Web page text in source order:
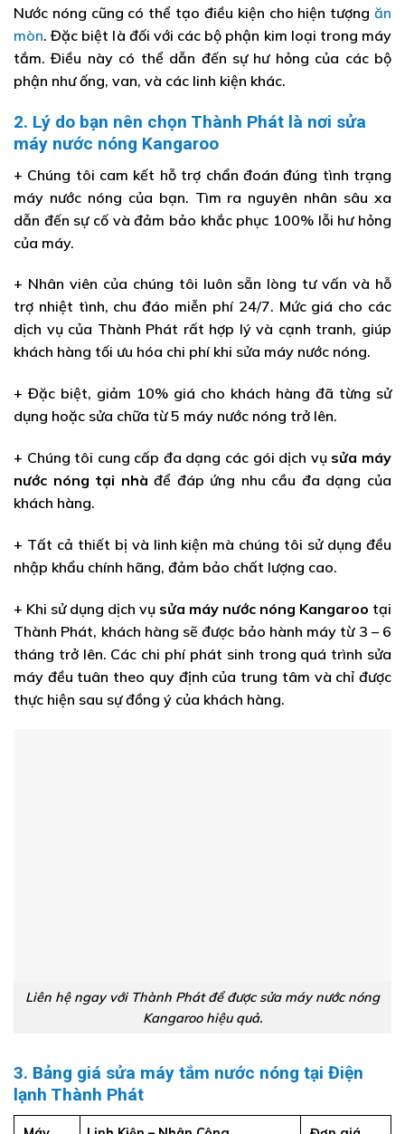
Nước nóng cũng có thể tạo điều kiện cho hiện tượng ăn
mòn. Đặc biệt là đối với các bộ phận kim loại trong máy
tắm. Điều này có thể dẫn đến sự hư hỏng của các bộ
phận như ống, van, và các linh kiện khác.
2. Lý do bạn nên chọn Thành Phát là nơi sửa
máy nước nóng Kangaroo
+ Chúng tôi cam kết hỗ trợ chẩn đoán đúng tình trạng
máy nước nóng của bạn. Tìm ra nguyên nhân sâu xa
dẫn đến sự cố và đảm bảo khắc phục 100% lỗi hư hỏng
của máy.
+ Nhân viên của chúng tôi luôn sẵn lòng tư vấn và hỗ
trợ nhiệt tình, chu đáo miễn phí 24/7. Mức giá cho các
dịch vụ của Thành Phát rất hợp lý và cạnh tranh, giúp
khách hàng tối ưu hóa chi phí khi sửa máy nước nóng.
+ Đặc biệt, giảm 10% giá cho khách hàng đã từng sử
dụng hoặc sửa chữa từ 5 máy nước nóng trở lên.
+ Chúng tôi cung cấp đa dạng các gói dịch vụ sửa máy
nước nóng tại nhà để đáp ứng nhu cầu đa dạng của
khách hàng.
+ Tất cả thiết bị và linh kiện mà chúng tôi sử dụng đều
nhập khẩu chính hãng, đảm bảo chất lượng cao.
+ Khi sử dụng dịch vụ sửa máy nước nóng Kangaroo tại
Thành Phát, khách hàng sẽ được bảo hành máy từ 3 – 6
tháng trở lên. Các chi phí phát sinh trong quá trình sửa
máy đều tuân theo quy định của trung tâm và chỉ được
thực hiện sau sự đồng ý của khách hàng.
Liên hệ ngay với Thành Phát để được sửa máy nước nóng
Kangaroo hiệu quả.
3. Bảng giá sửa máy tắm nước nóng tại Điện
lạnh Thành Phát